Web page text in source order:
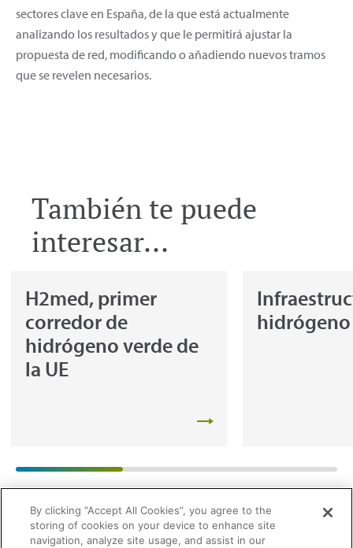
sectores clave en España, de la que está actualmente
analizando los resultados y que le permitirá ajustar la
propuesta de red, modificando o añadiendo nuevos tramos
que se revelen necesarios.
También te puede
interesar...
H2med, primer
corredor de
hidrógeno verde de
la UE
hidrógeno
By clicking “Accept All Cookies”, you agree to the
storing of cookies on your device to enhance site
navigation, analyze site usage, and assist in our